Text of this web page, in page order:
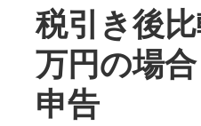
税引き後
万円の場
申告